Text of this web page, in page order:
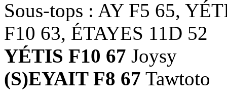
Sous-tops : AY F5 65,
F10 63, ÉTAYES 11D 52
YÉTIS F10 67 Joysy
(S)EYAIT F8 67 Tawtoto